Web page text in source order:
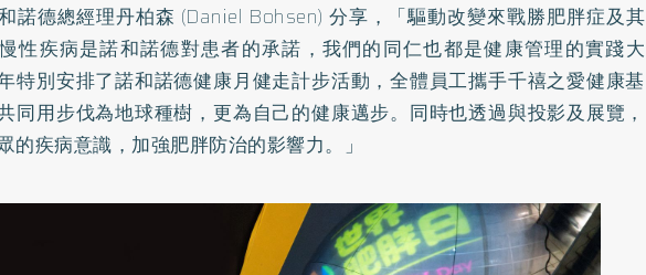
諾德總經理丹柏森 (Daniel Bohsen) 分享，「驅動改變來戰勝肥胖症及其
性疾病是諾和諾德對患者的承諾，我們的同仁也都是健康管理的實踐大
特別安排了諾和諾德健康月健走計步活動，全體員工攜手千禧之愛健康基
同用步伐為地球種樹，更為自己的健康邁步。同時也透過與投影及展覽，
的疾病意識，加強肥胖防治的影響力。」